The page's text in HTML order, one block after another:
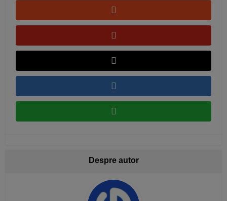
Despre autor